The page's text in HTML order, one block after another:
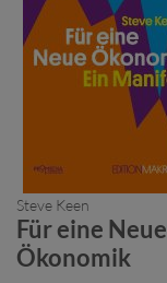
Steve Keen
Für eine Neue
Ökonomik